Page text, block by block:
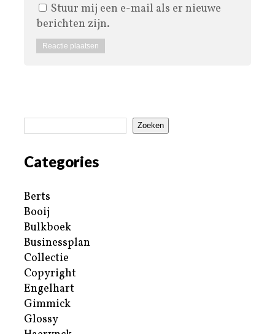
Stuur mij een e-mail als er nieuwe
berichten zijn.
Zoeken
Categories
Berts
Booij
Bulkboek
Businessplan
Collectie
Copyright
Engelhart
Gimmick
Glossy